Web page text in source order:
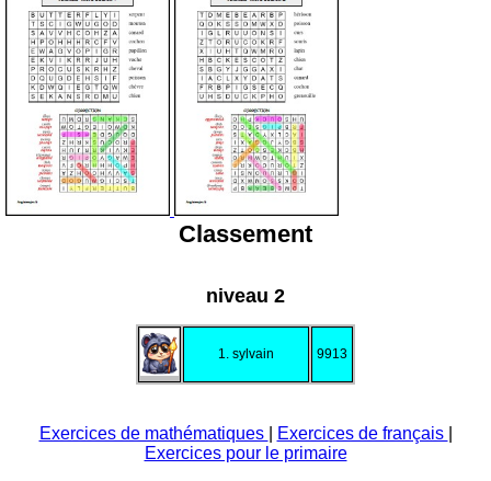
Classement
niveau 2
1. sylvain 9913
Exercices de mathématiques Exercices de français
Exercices pour le primaire